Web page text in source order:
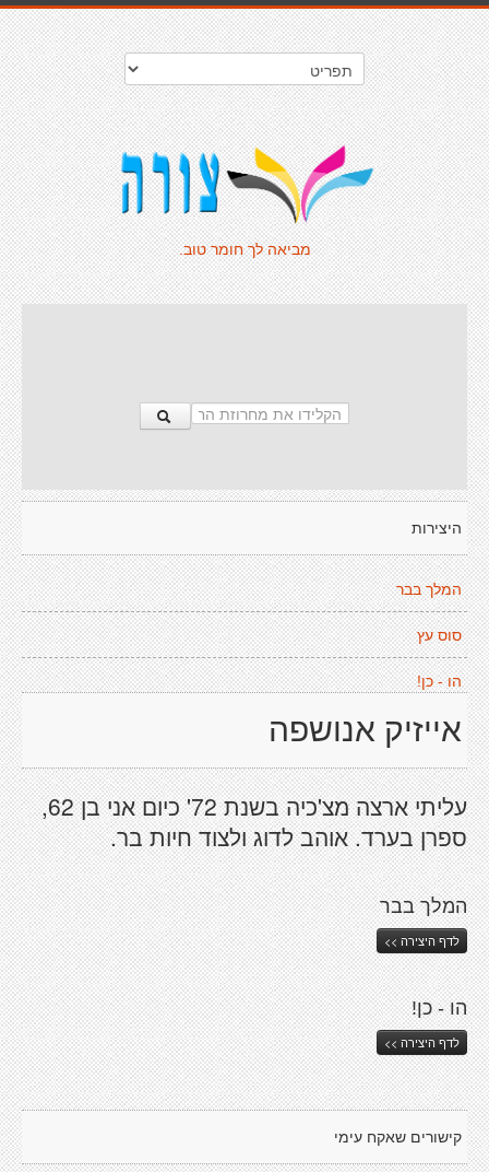
מביאה לך חומר טוב.
היצירות
המלך בבר
סוס עץ
הו - כן!
אייזיק אנושפה
עליתי ארצה מצ'כיה בשנת 72' כיום אני בן 62,
ספרן בערד. אוהב לדוג ולצוד חיות בר.
המלך בבר
לדף היצירה >>
הו - כן!
לדף היצירה >>
קישורים שאקח עימי